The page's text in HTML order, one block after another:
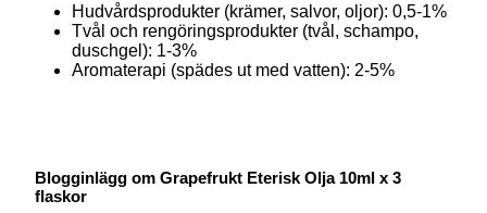
Hudvårdsprodukter (krämer, salvor, oljor): 0,5-1%
Tvål och rengöringsprodukter (tvål, schampo,
duschgel): 1-3%
Aromaterapi (spädes ut med vatten): 2-5%
Blogginlägg om Grapefrukt Eterisk Olja 10ml x 3
flaskor